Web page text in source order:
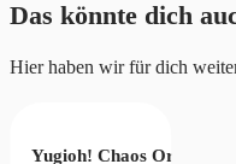
Das könnte dich
Hier haben wir für dich
Card Game – Fusion
Yugioh! Chaos Origins 3